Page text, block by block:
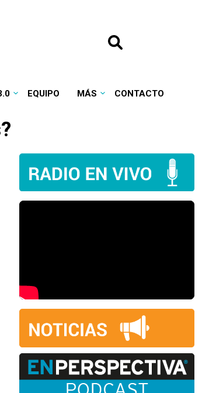
EQUIPO MÁS CONTACTO
?